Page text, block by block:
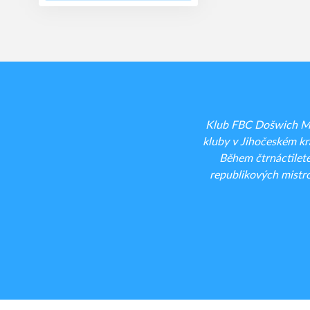
Klub FBC Došwich
kluby v Jihočeském
Během
republikových